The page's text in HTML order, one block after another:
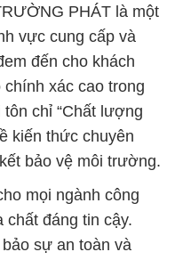
PHÁT là một
vực cung cấp và
đến cho khách
xác cao trong
chỉ “Chất lượng
kiến thức chuyên
bảo vệ môi trường.
mọi ngành công
chất đáng tin cậy.
sự an toàn và